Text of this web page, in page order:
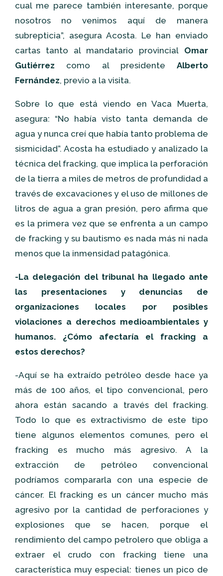
cual me parece también interesante, porque
nosotros no venimos aquí de manera
subrepticia”, asegura Acosta. Le han enviado
cartas tanto al mandatario provincial Omar
Gutiérrez como al presidente Alberto
Fernández, previo a la visita.
Sobre lo que está viendo en Vaca Muerta,
asegura: “No había visto tanta demanda de
agua y nunca creí que había tanto problema de
sismicidad”. Acosta ha estudiado y analizado la
técnica del fracking, que implica la perforación
de la tierra a miles de metros de profundidad a
través de excavaciones y el uso de millones de
litros de agua a gran presión, pero afirma que
es la primera vez que se enfrenta a un campo
de fracking y su bautismo es nada más ni nada
menos que la inmensidad patagónica.
-La delegación del tribunal ha llegado ante
las presentaciones y denuncias de
organizaciones locales por posibles
violaciones a derechos medioambientales y
humanos. ¿Cómo afectaría el fracking a
estos derechos?
-Aquí se ha extraído petróleo desde hace ya
más de 100 años, el tipo convencional, pero
ahora están sacando a través del fracking.
Todo lo que es extractivismo de este tipo
tiene algunos elementos comunes, pero el
fracking es mucho más agresivo. A la
extracción de petróleo convencional
podríamos compararla con una especie de
cáncer. El fracking es un cáncer mucho más
agresivo por la cantidad de perforaciones y
explosiones que se hacen, porque el
rendimiento del campo petrolero que obliga a
extraer el crudo con fracking tiene una
característica muy especial: tienes un pico de